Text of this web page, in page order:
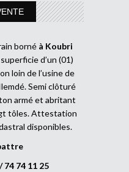
borné à Koubri
d’un (01)
loin de l’usine de
Semi clôturé
armé et abritant
tôles. Attestation
disponibles.
74 74 11 25